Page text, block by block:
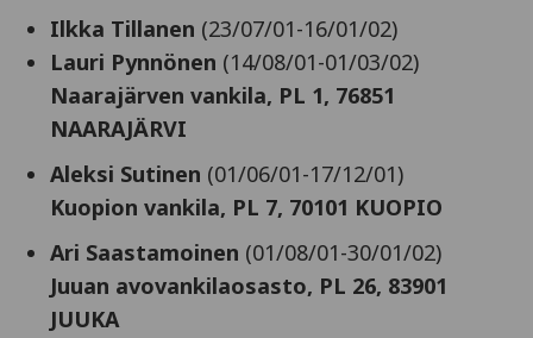
Ilkka Tillanen (23/07/01-16/01/02)
Lauri Pynnönen (14/08/01-01/03/02)
Naarajärven vankila, PL 1, 76851
NAARAJÄRVI
Aleksi Sutinen (01/06/01-17/12/01)
Kuopion vankila, PL 7, 70101 KUOPIO
Ari Saastamoinen (01/08/01-30/01/02)
Juuan avovankilaosasto, PL 26, 83901
JUUKA